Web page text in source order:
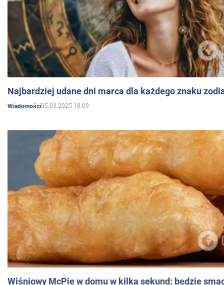
Najbardziej udane dni marca dla każdego znaku
Wiadomości05.03.2025 18:09
Wiśniowy McPie w domu w kilka sekund: będzie